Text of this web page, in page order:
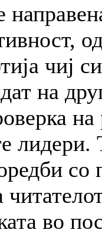
чиј
на
со
во